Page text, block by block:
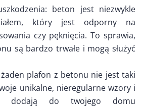
beton jest niezwykle
który jest odporny na
czy pęknięcia. To sprawia,
są bardzo trwałe i mogą służyć
plafon z betonu nie jest taki
unikalne, nieregularne wzory i
dodają do twojego domu